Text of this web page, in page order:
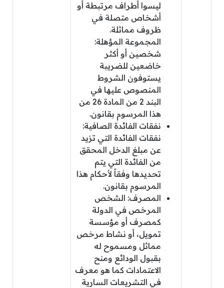
ليسوا أطراف مرتبطة أو
أشخاص متصلة في
ظروف مماثلة.
المجموعة المؤهلة:
شخصين أو أكثر
خاضعين للضريبة
يستوفون الشروط
المنصوص عليها في
البند 2 من المادة 26 من
هذا المرسوم بقانون.
نفقات الفائدة الصافية:
نفقات الفائدة التي تزيد
عن مبلغ الدخل المحقق
من الفائدة التي يتم
تحديدها وفقاً لأحكام هذا
المرسوم بقانون.
المصرف: الشخص
المرخص في الدولة
كمصرف أو مؤسسة
تمويل، أو نشاط مرخص
مماثل ومسموح له
بقبول الودائع ومنح
الاعتمادات كما هو معرف
في التشريعات السارية